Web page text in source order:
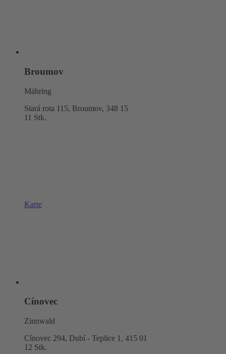
Broumov
Mähring
Stará rota 115, Broumov, 348 15
11 Stk.
Karte
Cínovec
Zinnwald
Cínovec 294, Dubí - Teplice 1, 415 01
12 Stk.